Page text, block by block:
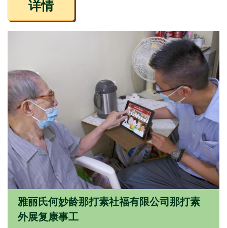
详情
雅丽氏何妙龄那打素社福有限公司那打素
外展复康事工